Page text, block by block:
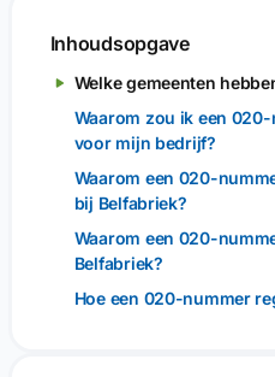
Inhoudsopgave
Welke gemeenten
Waarom zou ik een
voor mijn bedrijf?
Waarom een 020-
bij Belfabriek?
Waarom een 020-
Belfabriek?
Hoe een 020-nummer